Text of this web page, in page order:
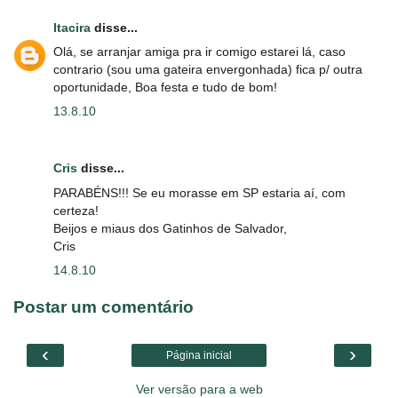
Itacira disse...
Olá, se arranjar amiga pra ir comigo estarei lá, caso
contrario (sou uma gateira envergonhada) fica p/ outra
oportunidade, Boa festa e tudo de bom!
13.8.10
Cris disse...
PARABÉNS!!! Se eu morasse em SP estaria aí, com
certeza!
Beijos e miaus dos Gatinhos de Salvador,
Cris
14.8.10
Postar um comentário
‹ ›
Página inicial
Ver versão para a web